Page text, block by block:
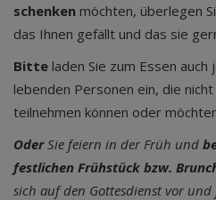
schenken möchten, überlegen
das Ihnen gefällt und das sie
Bitte laden Sie zum Essen
lebenden Personen ein, die
teilnehmen können oder
OderSie feiern in der Früh und
festlichen Frühstück bzw.
sich auf den Gottesdienst vor